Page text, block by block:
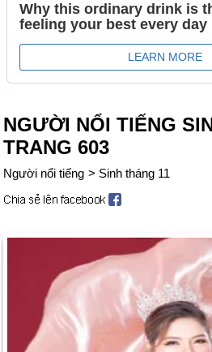
NGƯỜI NỔI TIẾNG
TRANG 603
Người nổi tiếng > Sinh tháng 11